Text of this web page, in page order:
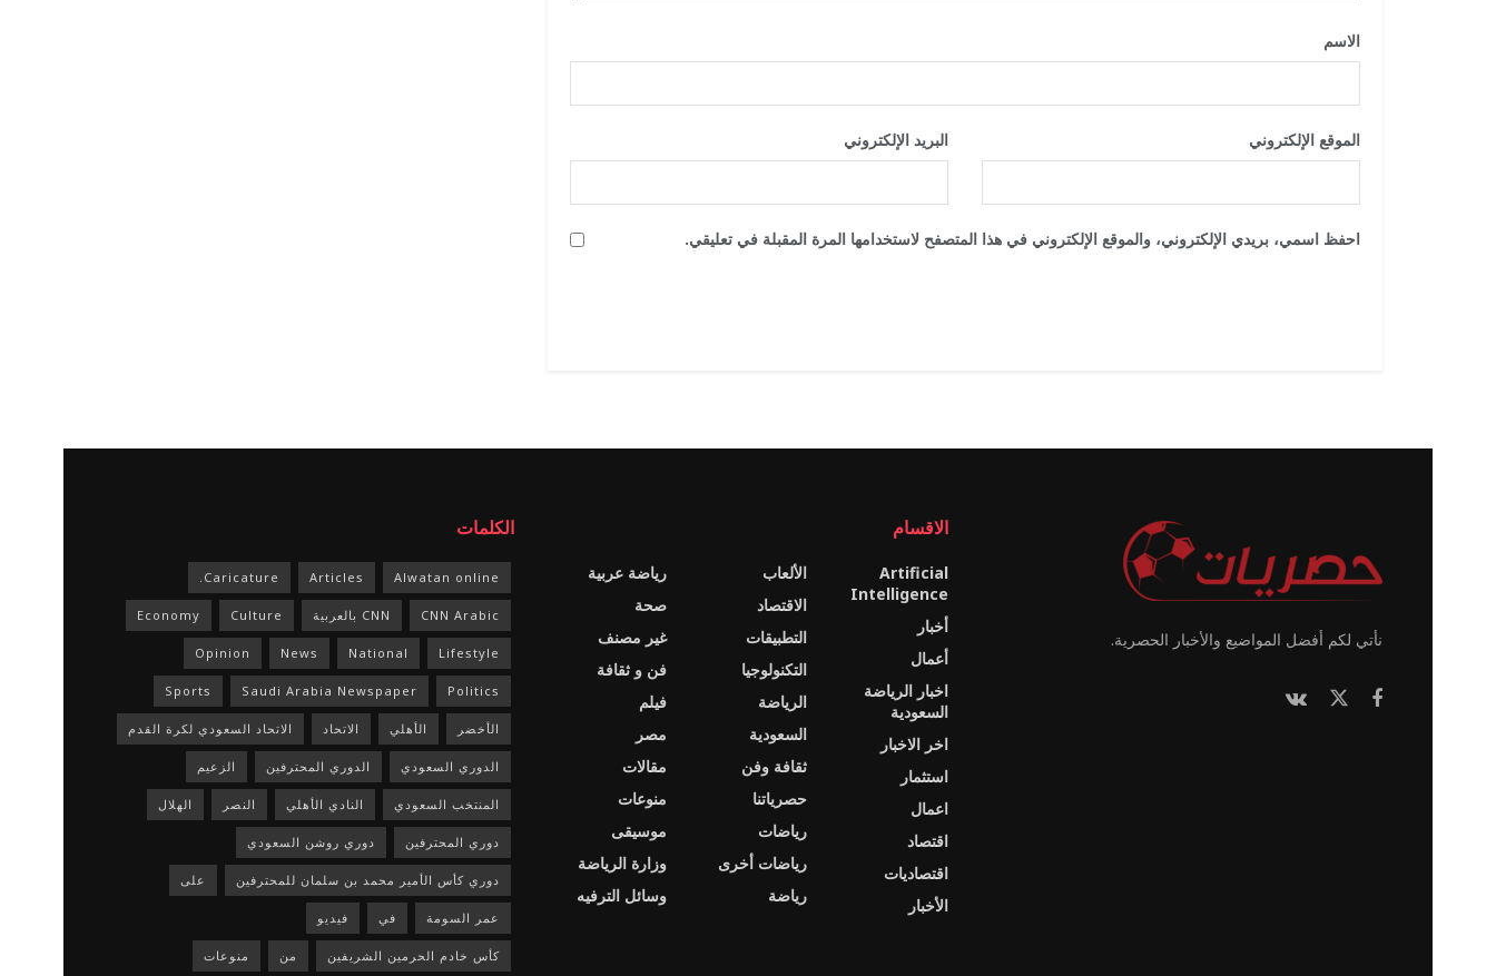
الاسم
البريد الإلكتروني الموقع الإلكتروني
احفظ اسمي، بريدي الإلكتروني، والموقع الإلكتروني في هذا المتصفح لاستخدامها المرة المقبلة في تعليقي.
نأتي لكم أفضل المواضيع والأخبار الحصرية.
الاقسام
Artificial
Intelligence
أخبار
أعمال
اخبار الرياضة
السعودية
اخر الاخبار
استثمار
اعمال
اقتصاد
اقتصاديات
الأخبار
الألعاب
الاقتصاد
التطبيقات
التكنولوجيا
الرياضة
السعودية
ثقافة وفن
حصرياتنا
رياضات
رياضات أخرى
رياضة
رياضة عربية
صحة
غير مصنف
فن و ثقافة
فيلم
مصر
مقالات
منوعات
موسيقى
وزارة الرياضة
وسائل الترفيه
الكلمات
Alwatan online
Articles
Caricature.
CNN Arabic CNN بالعربية Culture
Economy
Lifestyle
National
News
Opinion
Politics
Saudi Arabia Newspaper
Sports
الأخضر الأهلي الاتحاد الاتحاد السعودي لكرة القدم
الدوري السعودي الدوري المحترفين الزعيم
المنتخب السعودي النادي الأهلي النصر الهلال
دوري المحترفين دوري روشن السعودي
دوري كأس الأمير محمد بن سلمان للمحترفين على
عمر السومة في فيديو
كأس خادم الحرمين الشريفين من منوعات